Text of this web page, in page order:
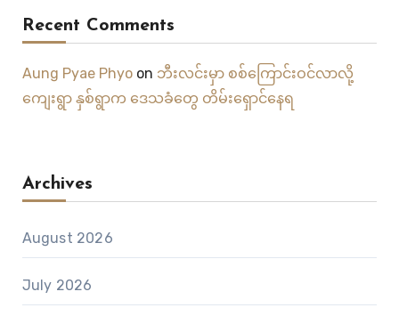
Recent Comments
Aung Pyae Phyoon ဘီးလင်းမှာ စစ်ကြောင်းဝင်လာလို့
ကျေးရွာ နှစ်ရွာက ဒေသခံတွေ တိမ်းရှောင်နေရ
Archives
August 2026
July 2026